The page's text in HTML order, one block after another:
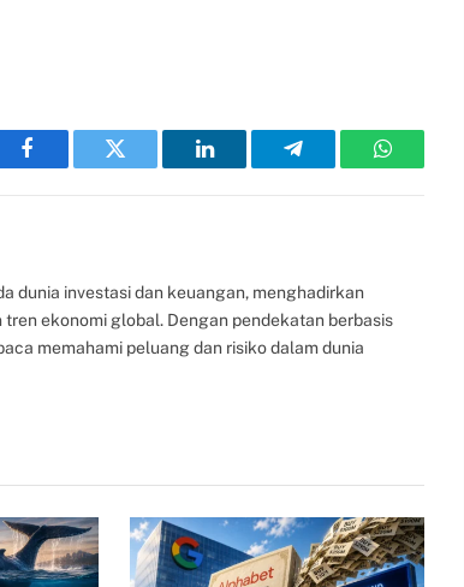
Facebook Twitter LinkedIn Telegram WhatsApp
dunia investasi dan keuangan, menghadirkan
ekonomi global. Dengan pendekatan berbasis
memahami peluang dan risiko dalam dunia